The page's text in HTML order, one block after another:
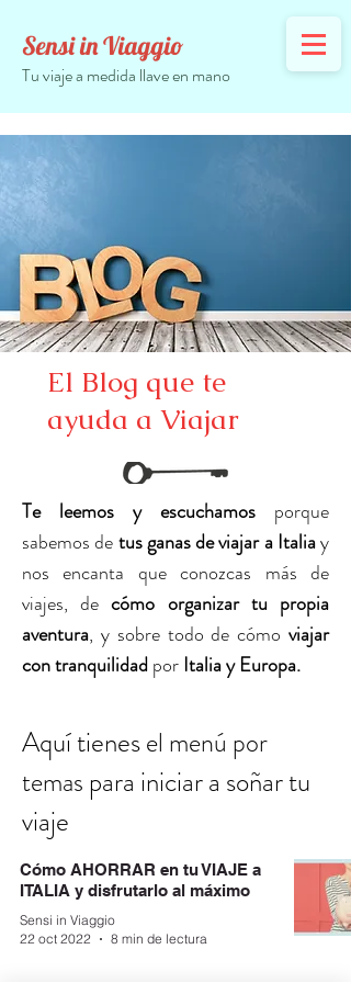
Sensi in Viaggio
Tu viaje a medida llave en mano
El Blog que te
ayuda a Viajar
Te leemos y escuchamos porque
sabemos detus ganas de viajar a Italiay
nos encanta que conozcas más de
viajes, decómo organizar tu propia
aventura, y sobre todo de cómo viajar
con tranquilidadporItalia y Europa.
Aquí tienesel menú por
temas para iniciar a soñar tu
viaje
Cómo AHORRAR en tu VIAJE a
ITALIA y disfrutarlo al máximo
Sensi in Viaggio
22 oct 2022
8 min de lectura